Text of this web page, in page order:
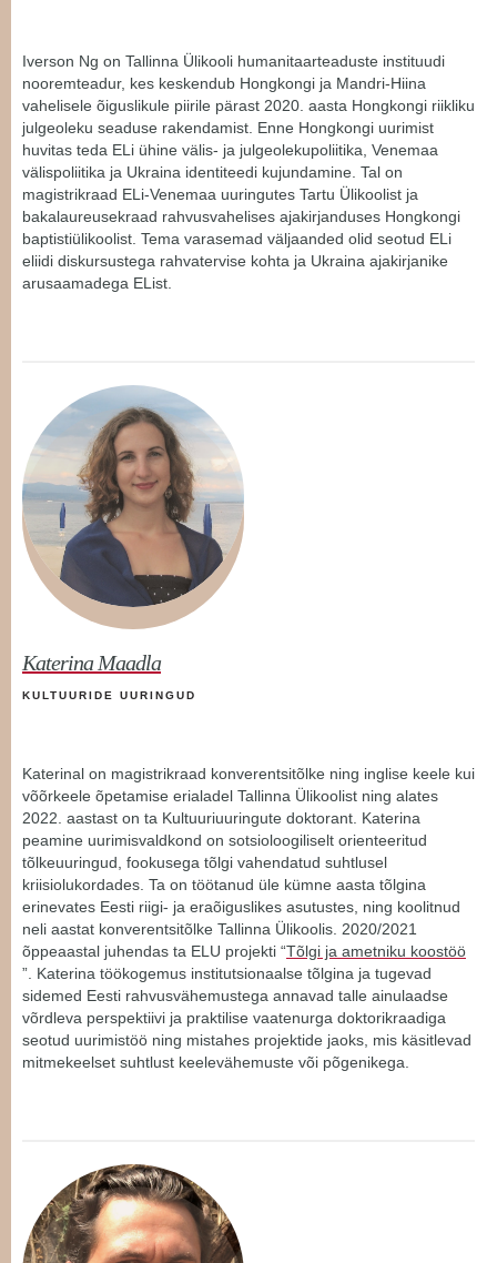
Iverson Ng on Tallinna Ülikooli humanitaarteaduste instituudi
nooremteadur, kes keskendub Hongkongi ja Mandri-Hiina
vahelisele õiguslikule piirile pärast 2020. aasta Hongkongi riikliku
julgeoleku seaduse rakendamist. Enne Hongkongi uurimist
huvitas teda ELi ühine välis- ja julgeolekupoliitika, Venemaa
välispoliitika ja Ukraina identiteedi kujundamine. Tal on
magistrikraad ELi-Venemaa uuringutes Tartu Ülikoolist ja
bakalaureusekraad rahvusvahelises ajakirjanduses Hongkongi
baptistiülikoolist. Tema varasemad väljaanded olid seotud ELi
eliidi diskursustega rahvatervise kohta ja Ukraina ajakirjanike
arusaamadega EList.
Katerina Maadla
KULTUURIDE UURINGUD
Katerinal on magistrikraad konverentsitõlke ning inglise keele kui
võõrkeele õpetamise erialadel Tallinna Ülikoolist ning alates
2022. aastast on ta Kultuuriuuringute doktorant. Katerina
peamine uurimisvaldkond on sotsioloogiliselt orienteeritud
tõlkeuuringud, fookusega tõlgi vahendatud suhtlusel
kriisiolukordades. Ta on töötanud üle kümne aasta tõlgina
erinevates Eesti riigi- ja eraõiguslikes asutustes, ning koolitnud
neli aastat konverentsitõlke Tallinna Ülikoolis. 2020/2021
õppeaastal juhendas ta ELU projekti “Tõlgi ja ametniku koostöö
”. Katerina töökogemus institutsionaalse tõlgina ja tugevad
sidemed Eesti rahvusvähemustega annavad talle ainulaadse
võrdleva perspektiivi ja praktilise vaatenurga doktorikraadiga
seotud uurimistöö ning mistahes projektide jaoks, mis käsitlevad
mitmekeelset suhtlust keelevähemuste või põgenikega.